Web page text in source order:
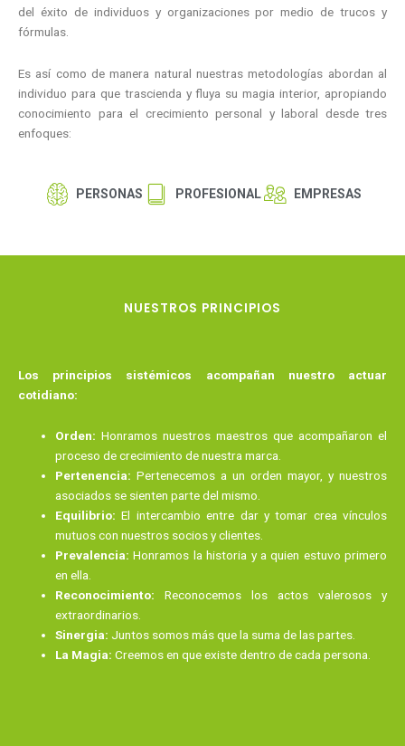
del éxito de individuos y organizaciones por medio de trucos y
fórmulas.
Es así como de manera natural nuestras metodologías abordan al
individuo para que trascienda y fluya su magia interior, apropiando
conocimiento para el crecimiento personal y laboral desde tres
enfoques:
PERSONAS PROFESIONAL EMPRESAS
NUESTROS PRINCIPIOS
Los principios sistémicos acompañan nuestro actuar
cotidiano:
Orden: Honramos nuestros maestros que acompañaron el
proceso de crecimiento de nuestra marca.
Pertenencia: Pertenecemos a un orden mayor, y nuestros
asociados se sienten parte del mismo.
Equilibrio: El intercambio entre dar y tomar crea vínculos
mutuos con nuestros socios y clientes.
Prevalencia: Honramos la historia y a quien estuvo primero
en ella.
Reconocimiento: Reconocemos los actos valerosos y
extraordinarios.
Sinergia: Juntos somos más que la suma de las partes.
La Magia: Creemos en que existe dentro de cada persona.